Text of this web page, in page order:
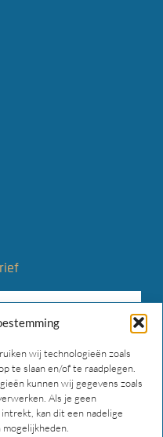
wij technologieën zoals
te slaan en/of te raadplegen.
kunnen wij gegevens zoals
Als je geen
kan dit een nadelige